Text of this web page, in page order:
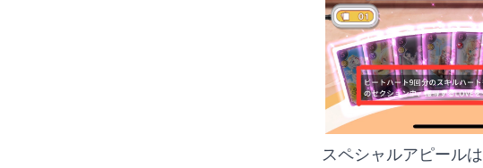
スペシャルアピールは